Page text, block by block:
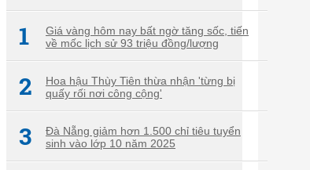
1
Giá vàng hôm nay bất ngờ tăng sốc, tiến
về mốc lịch sử 93 triệu đồng/lượng
2
Hoa hậu Thùy Tiên thừa nhận 'từng bị
quấy rối nơi công cộng'
3
Đà Nẵng giảm hơn 1.500 chỉ tiêu tuyển
sinh vào lớp 10 năm 2025